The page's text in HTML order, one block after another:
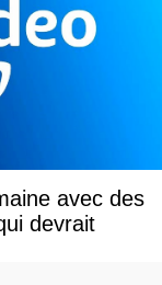
avec des
devrait